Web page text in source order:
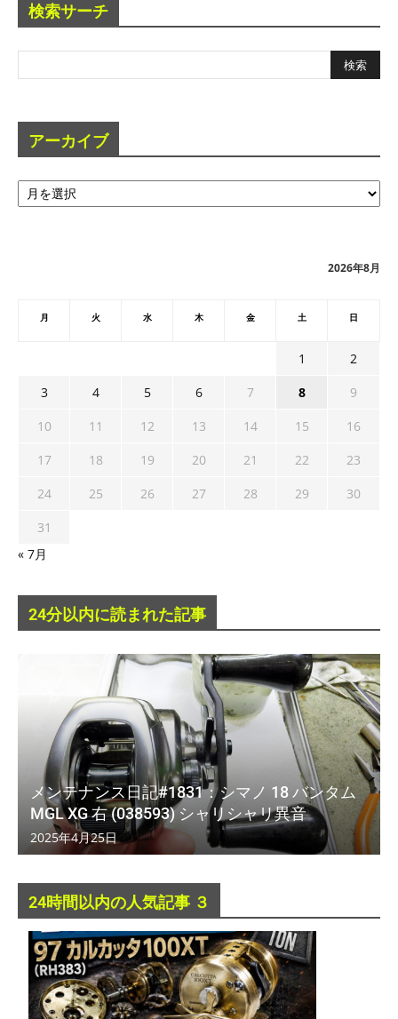
検索サーチ
アーカイブ
ア
ー
2026年8月
月 火 水 木 金 土 日
1
2
3
4 5 6 7 8
9
10
11 12 13 14 15
16
17
18 19 20 21 22
23
24
25 26 27 28 29
30
31
« 7月
24分以内に読まれた記事
メンテナンス日記#1831：シマノ 18 バンタム
MGL XG 右 (038593) シャリシャリ異音
2025年4月25日
24時間以内の人気記事 ３